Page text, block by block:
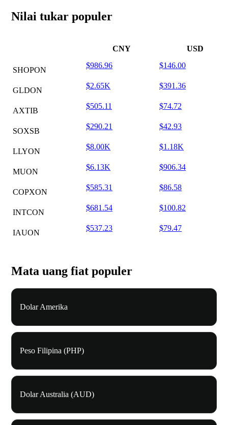
Nilai tukar populer
CNY USD
SHOPON
$986.96 $146.00
GLDON
$2.65K $391.36
AXTIB
$505.11 $74.72
SOXSB
$290.21 $42.93
LLYON
$8.00K $1.18K
MUON
$6.13K $906.34
COPXON
$585.31 $86.58
INTCON
$681.54 $100.82
IAUON
$537.23 $79.47
Mata uang fiat populer
Dolar Amerika
Peso Filipina (PHP)
Dolar Australia (AUD)